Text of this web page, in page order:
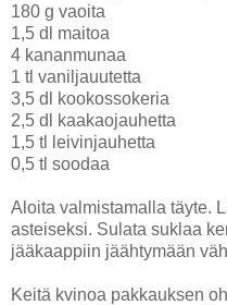
180 g vaoita
1,5 dl maitoa
4 kananmunaa
1 tl vaniljauutetta
3,5 dl kookossokeria
2,5 dl kaakaojauhetta
1,5 tl leivinjauhetta
0,5 tl soodaa
Aloita valmistamalla täyte.
asteiseksi. Sulata suklaa
jääkaappiin jäähtymään
Keitä kvinoa pakkauksen